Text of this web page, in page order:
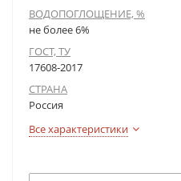
ВОДОПОГЛОЩЕНИЕ, %
не более 6%
ГОСТ, ТУ
17608-2017
СТРАНА
Россия
Все характеристики